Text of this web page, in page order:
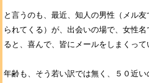
と言うのも、最近、知人の男性（メル
られてくる）が、出会いの場で、女性
ると、喜んで、皆にメールをしまくって
年齢も、そう若い訳では無く、５０近